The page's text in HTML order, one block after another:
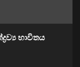
භාවිතය